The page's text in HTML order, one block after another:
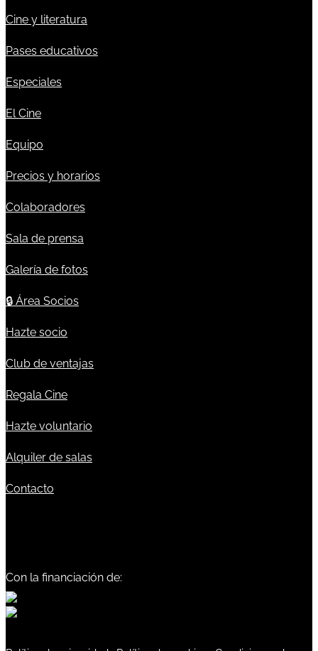
Cine y literatura
Pases educativos
Especiales
El Cine
Equipo
Precios y horarios
Colaboradores
Sala de prensa
Galería de fotos
🔒 Área Socios
Hazte socio
Club de ventajas
Regala Cine
Hazte voluntario
Alquiler de salas
Contacto
Con la financiación de: